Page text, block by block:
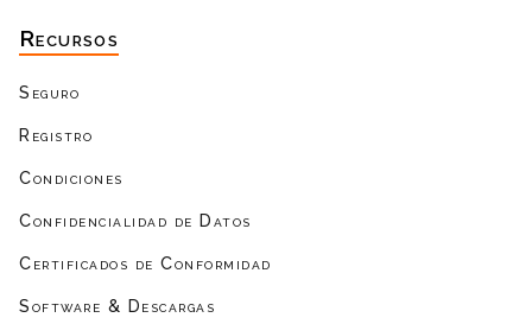
Recursos
Seguro
Registro
Condiciones
Confidencialidad de Datos
Certificados de Conformidad
Software & Descargas